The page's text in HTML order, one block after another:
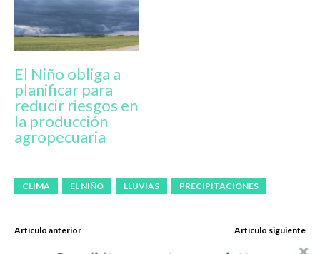
El Niño obliga a
planificar para
reducir riesgos en
la producción
agropecuaria
CLIMA EL NIÑO LLUVIAS PRECIPITACIONES
Artículo anterior Artículo siguiente